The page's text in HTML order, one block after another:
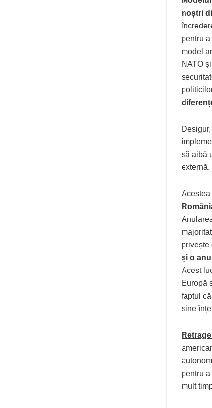
noștri
pentru
model
NATO
să aibă
externă.
Acestea
privește
și o
Acest
Europă
faptul
sine
pentru
mult